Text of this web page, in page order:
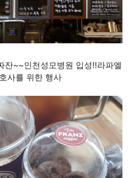
잔~~인천성모병원 입성!!라파엘
사를 위한 행사